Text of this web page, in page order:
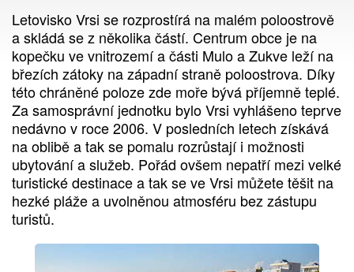
Letovisko Vrsi se rozprostírá na malém poloostrově
a skládá se z několika částí. Centrum obce je na
kopečku ve vnitrozemí a části Mulo a Zukve leží na
březích zátoky na západní straně poloostrova. Díky
této chráněné poloze zde moře bývá příjemně teplé.
Za samosprávní jednotku bylo Vrsi vyhlášeno teprve
nedávno v roce 2006. V posledních letech získává
na oblibě a tak se pomalu rozrůstají i možnosti
ubytování a služeb. Pořád ovšem nepatří mezi velké
turistické destinace a tak se ve Vrsi můžete těšit na
hezké pláže a uvolněnou atmosféru bez zástupu
turistů.